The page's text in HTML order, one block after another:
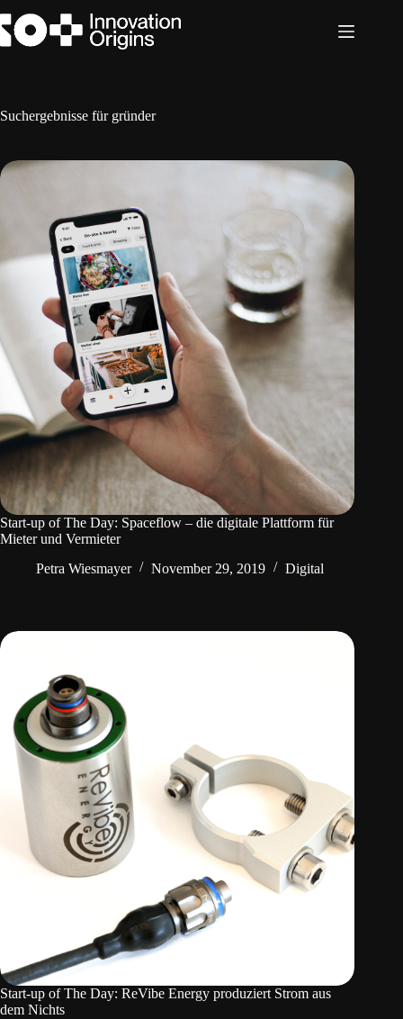
Inhalt
springen
Suchergebnisse für gründer
Start-up of The Day: Spaceflow – die digitale Plattform für
Mieter und Vermieter
Petra Wiesmayer
November 29, 2019 Digital
Start-up of The Day: ReVibe Energy produziert Strom aus
dem Nichts